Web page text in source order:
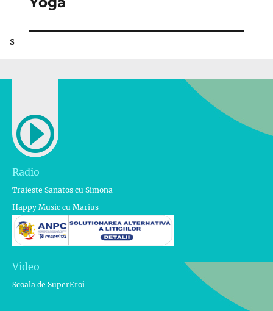
s
Radio
Traieste Sanatos cu Simona
Happy Music cu Marius
Video
Scoala de SuperEroi